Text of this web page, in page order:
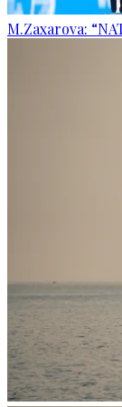
M.Zaxarova: